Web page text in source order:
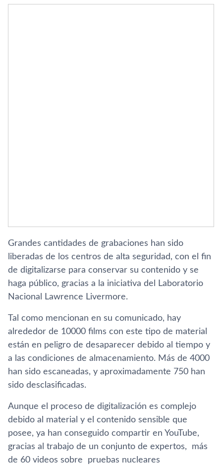
Grandes cantidades de grabaciones han sido
liberadas de los centros de alta seguridad, con el fin
de digitalizarse para conservar su contenido y se
haga público, gracias a la iniciativa del Laboratorio
Nacional Lawrence Livermore.
Tal como mencionan en su comunicado, hay
alrededor de 10000 films con este tipo de material
están en peligro de desaparecer debido al tiempo y
a las condiciones de almacenamiento. Más de 4000
han sido escaneadas, y aproximadamente 750 han
sido desclasificadas.
Aunque el proceso de digitalización es complejo
debido al material y el contenido sensible que
posee, ya han conseguido compartir en YouTube,
gracias al trabajo de un conjunto de expertos, más
de 60 videos sobre pruebas nucleares